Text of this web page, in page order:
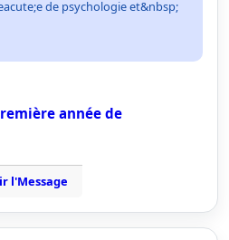
de psychologie et&nbsp;
année de
l'Message